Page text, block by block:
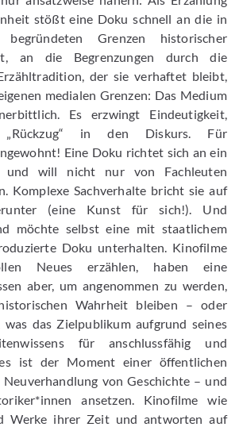
stößt eine Doku schnell an die in
Grenzen historischer
an die Begrenzungen durch die
der sie verhaftet bleibt,
medialen Grenzen: Das Medium
Es erzwingt Eindeutigkeit,
in den Diskurs. Für
Eine Doku richtet sich an ein
und will nicht nur von Fachleuten
Komplexe Sachverhalte bricht sie auf
(eine Kunst für sich!). Und
möchte selbst eine mit staatlichem
Doku unterhalten. Kinofilme
Neues erzählen, haben eine
aber, um angenommen zu werden,
Wahrheit bleiben – oder
was das Zielpublikum aufgrund seines
für anschlussfähig und
ist der Moment einer öffentlichen
von Geschichte – und
ansetzen. Kinofilme wie
Werke ihrer Zeit und antworten auf